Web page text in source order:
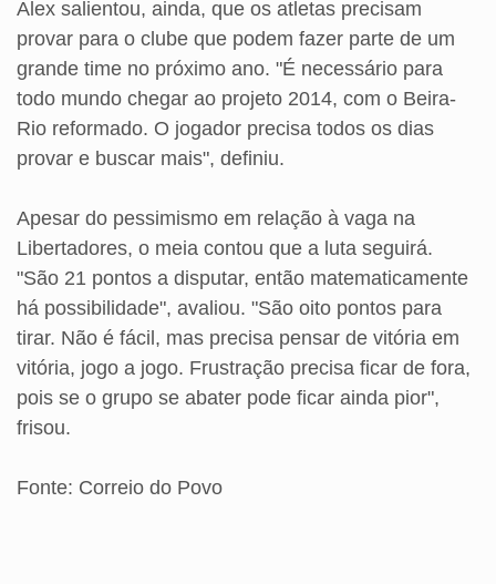
Alex salientou, ainda, que os atletas precisam
provar para o clube que podem fazer parte de um
grande time no próximo ano. "É necessário para
todo mundo chegar ao projeto 2014, com o Beira-
Rio reformado. O jogador precisa todos os dias
provar e buscar mais", definiu.
Apesar do pessimismo em relação à vaga na
Libertadores, o meia contou que a luta seguirá.
"São 21 pontos a disputar, então matematicamente
há possibilidade", avaliou. "São oito pontos para
tirar. Não é fácil, mas precisa pensar de vitória em
vitória, jogo a jogo. Frustração precisa ficar de fora,
pois se o grupo se abater pode ficar ainda pior",
frisou.
Fonte: Correio do Povo